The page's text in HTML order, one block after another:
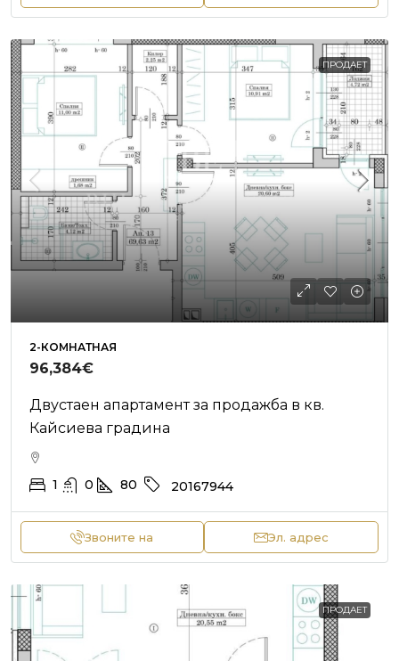
ПРОДАЕТ
2-КОМНАТНАЯ
96,384€
Двустаен апартамент за продажба в кв.
Кайсиева градина
1 0 80 20167944
Звоните на Эл. адрес
ПРОДАЕТ